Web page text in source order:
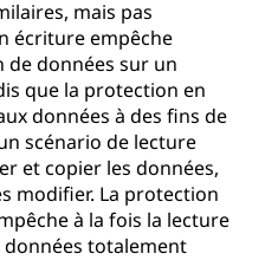
mais pas
écriture empêche
données sur un
que la protection en
données à des fins de
scénario de lecture
et copier les données,
modifier. La protection
à la fois la lecture
totalement